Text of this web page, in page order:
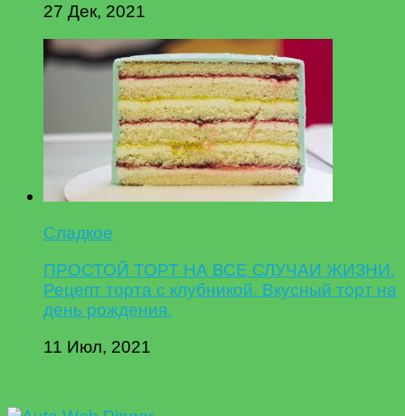
27 Дек, 2021
Сладкое
ПРОСТОЙ ТОРТ НА ВСЕ СЛУЧАИ ЖИЗНИ.
Рецепт торта с клубникой. Вкусный торт на
день рождения.
11 Июл, 2021